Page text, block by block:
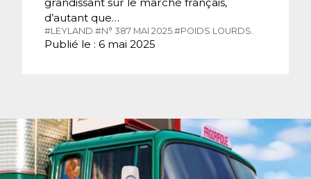
d’autant que…
#LEYLAND. #N° 387 MAI 2025. #POIDS LOURDS.
Publié le : 6 mai 2025